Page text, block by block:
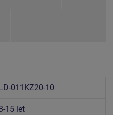
LD-011KZ20-10
3-15 let